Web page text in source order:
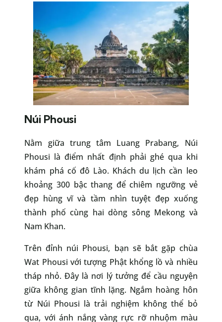
Núi Phousi
Nằm giữa trung tâm Luang Prabang, Núi
Phousi là điểm nhất định phải ghé qua khi
khám phá cố đô Lào. Khách du lịch cần leo
khoảng 300 bậc thang để chiêm ngưỡng vẻ
đẹp hùng vĩ và tầm nhìn tuyệt đẹp xuống
thành phố cùng hai dòng sông Mekong và
Nam Khan.
Trên đỉnh núi Phousi, bạn sẽ bắt gặp chùa
Wat Phousi với tượng Phật khổng lồ và nhiều
tháp nhỏ. Đây là nơi lý tưởng để cầu nguyện
giữa không gian tĩnh lặng. Ngắm hoàng hôn
từ Núi Phousi là trải nghiệm không thể bỏ
qua, với ánh nắng vàng rực rỡ nhuộm màu